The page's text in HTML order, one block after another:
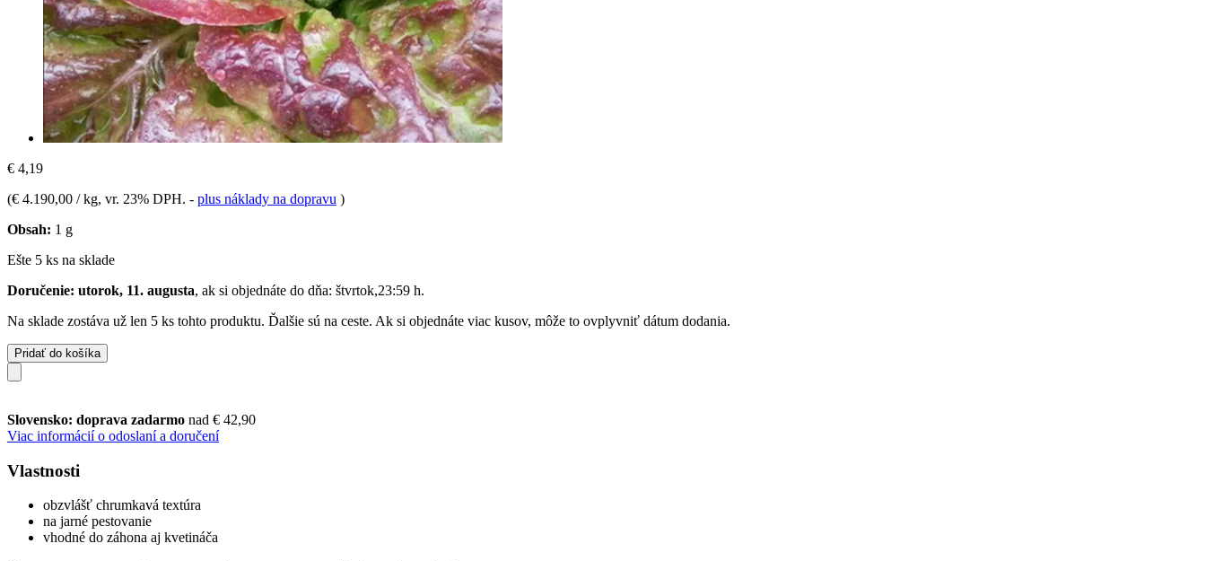
€ 4,19
(€ 4.190,00 / kg, vr. 23% DPH. - plus náklady na dopravu )
Obsah: 1 g
Ešte 5 ks na sklade
Doručenie: utorok, 11. augusta, ak si objednáte do dňa: štvrtok,23:59 h.
Na sklade zostáva už len 5 ks tohto produktu. Ďalšie sú na ceste. Ak si objednáte viac kusov, môže to ovplyvniť dátum dodania.
Pridať do košíka
Slovensko: doprava zadarmo nad € 42,90
Viac informácií o odoslaní a doručení
Vlastnosti
obzvlášť chrumkavá textúra
na jarné pestovanie
vhodné do záhona aj kvetináča